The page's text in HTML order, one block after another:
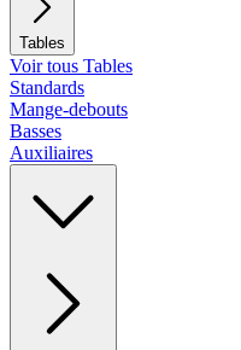
Tables
Voir tous Tables
Standards
Mange-debouts
Basses
Auxiliaires